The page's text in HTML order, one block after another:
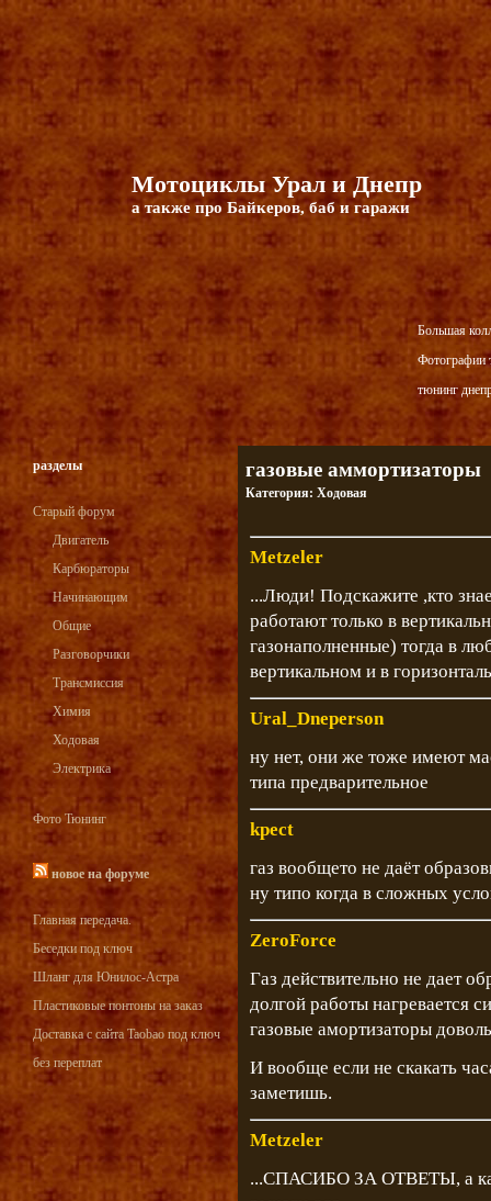
Мотоциклы Урал и Днепр
а также про Байкеров, баб и гаражи
Большая
Фотографии
тюнинг
разделы
Старый форум
Двигатель
Карбюраторы
Начинающим
Общие
Разговорчики
Трансмиссия
Химия
Ходовая
Электрика
Фото Тюнинг
новое на форуме
Главная передача.
Беседки под ключ
Шланг для Юнилос-Астра
Пластиковые понтоны на заказ
Доставка с сайта Taobao под ключ
без переплат
газовые аммортизаторы
Категория: Ходовая
Metzeler
...Люди! Подскажите ,кто
работают только в
газонаполненные) тогда в
вертикальном и в
Ural_Dneperson
ну нет, они же тоже имеют
типа предварительное
kpect
газ вообщето не даёт
ну типо когда в сложных
ZeroForce
Газ действительно не дает
долгой работы нагревается
газовые амортизаторы
И вообще если не скакать
заметишь.
Metzeler
...СПАСИБО ЗА ОТВЕТЫ, а как